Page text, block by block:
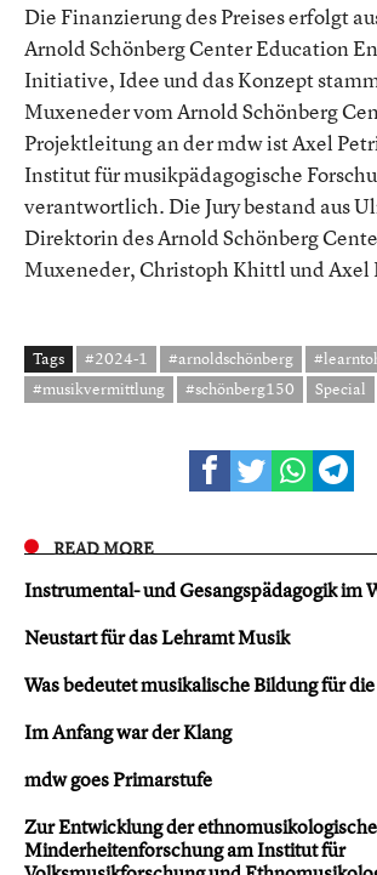
Die Finanzierung des Preises erfolgt
Arnold Schönberg Center Education
Initiative, Idee und das Konzept
Muxeneder vom Arnold Schönberg
Projektleitung an der mdw ist Axel
Institut für musikpädagogische
verantwortlich. Die Jury bestand aus
Direktorin des Arnold Schönberg
Muxeneder, Christoph Khittl und Axel
Tags #2024-1 #arnoldschönberg
#musikvermittlung
#schönberg150 Special
READ MORE
Instrumental- und Gesangspädagogik im
Neustart für das Lehramt Musik
Was bedeutet musikalische Bildung für
Im Anfang war der Klang
mdw goes Primarstufe
Zur Entwicklung der
Minderheitenforschung am Institut für